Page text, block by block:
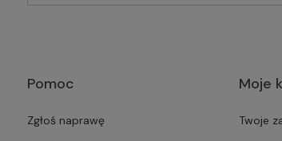
Pomoc
Zgłoś naprawę
Moje
Twoje